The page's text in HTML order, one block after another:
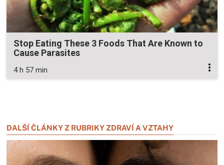
Stop Eating These 3 Foods That Are Known to
Cause Parasites
4 h 57 min
DALŠÍ ČLÁNKY Z RUBRIKY ZDRAVÍ A VZTAHY